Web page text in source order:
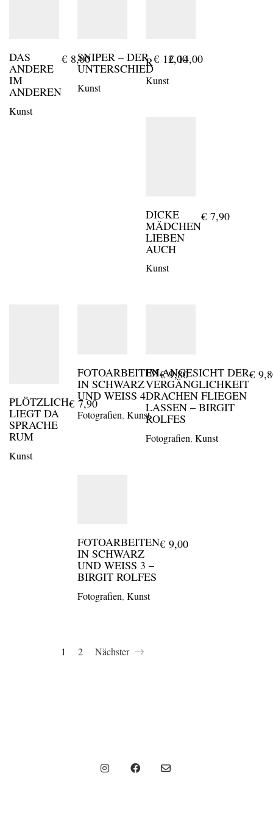
DAS
ANDERE
IM
ANDEREN
Kunst
€ 8,00
SNIPER – DER
UNTERSCHIED
Kunst
€12,00
R
Kunst
€14,00
DICKE
MÄDCHEN
LIEBEN
AUCH
Kunst
€7,90
PLÖTZLICH
LIEGT DA
SPRACHE
RUM
Kunst
€ 7,90
FOTOARBEITEN
IN SCHWARZ
UND WEISS 4
Fotografien, Kunst
€9,80
IM ANGESICHT DER
VERGÄNGLICHKEIT
DRACHEN FLIEGEN
LASSEN – BIRGIT
ROLFES
Fotografien, Kunst
€
FOTOARBEITEN
IN SCHWARZ
UND WEISS 3 – B
IRGIT ROLFES
Fotografien, Kunst
€9,00
1 2 Nächster